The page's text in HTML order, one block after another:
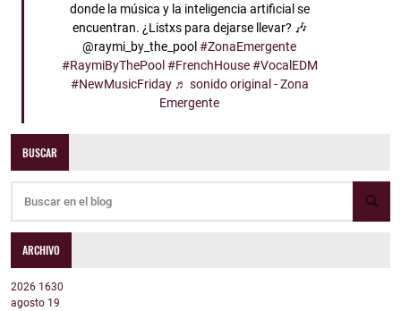
donde la música y la inteligencia artificial se
encuentran. ¿Listxs para dejarse llevar? 🎶
@raymi_by_the_pool#ZonaEmergente
#RaymiByThePool #FrenchHouse #VocalEDM
#NewMusicFriday ♬ sonido original - Zona
Emergente
BUSCAR
ARCHIVO
2026 1630
agosto 19